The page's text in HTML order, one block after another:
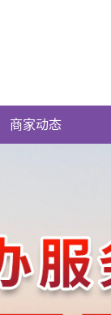
商家动态